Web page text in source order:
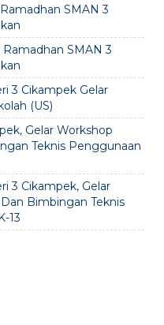
SMAN 3
SMAN 3
3 Cikampek Gelar
(US)
Gelar Workshop
Teknis Penggunaan
3 Cikampek, Gelar
Bimbingan Teknis
13